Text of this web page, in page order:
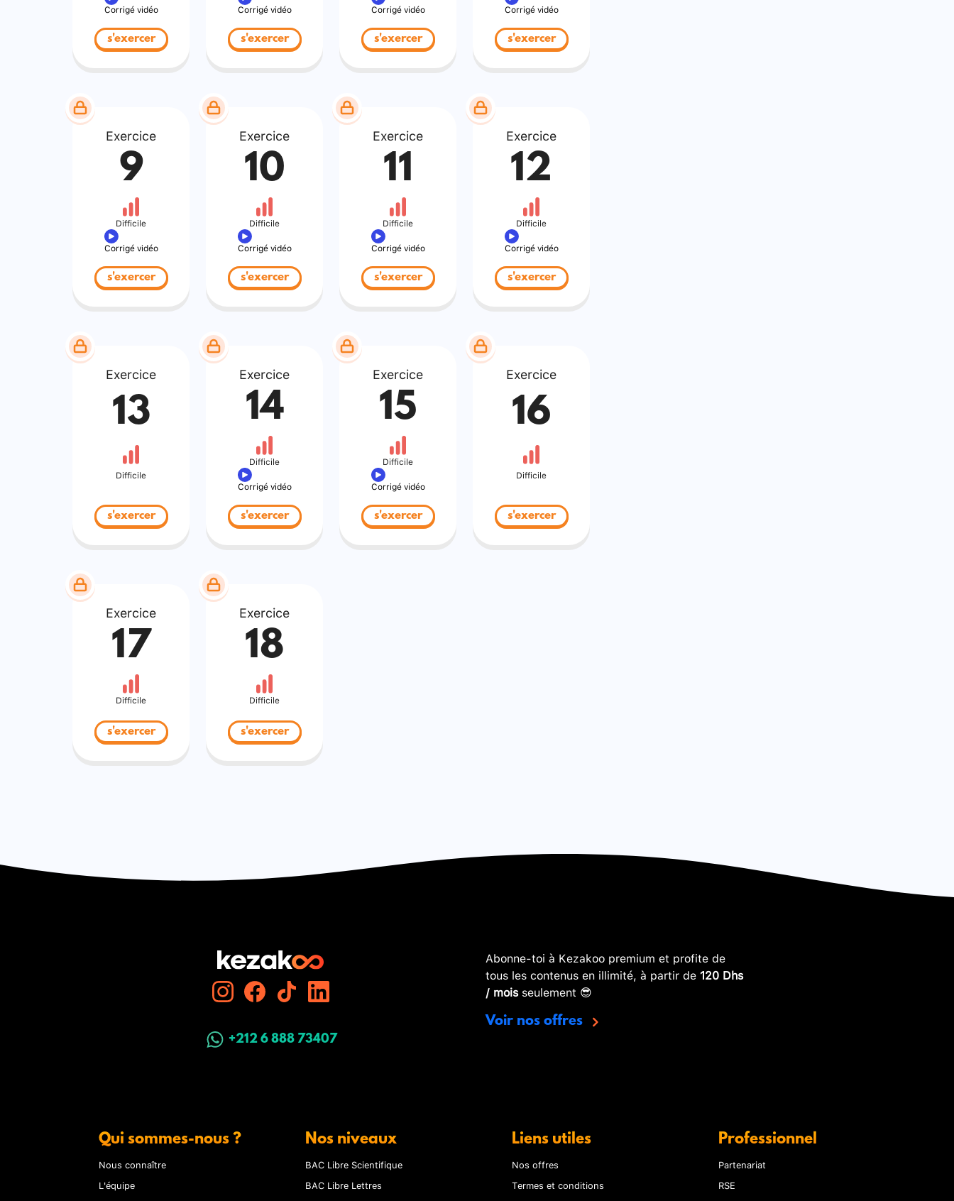
Corrigé vidéo
s'exercer
Corrigé vidéo
s'exercer
Corrigé vidéo
s'exercer
Corrigé vidéo
s'exercer
Exercice
9
Difficile
Corrigé vidéo
s'exercer
Exercice
10
Difficile
Corrigé vidéo
s'exercer
Exercice
11
Difficile
Corrigé vidéo
s'exercer
Exercice
12
Difficile
Corrigé vidéo
s'exercer
Exercice
13
Difficile
s'exercer
Exercice
14
Difficile
Corrigé vidéo
s'exercer
Exercice
15
Difficile
Corrigé vidéo
s'exercer
Exercice
16
Difficile
s'exercer
Exercice
17
Difficile
s'exercer
Exercice
18
Difficile
s'exercer
+212 6 888 73407
Abonne-toi à Kezakoo premium et profite de
tous les contenus en illimité, à partir de 120 Dhs
/ moisseulement 😎
Voir nos offres
Qui sommes-nous ?
Nous connaître
L'équipe
Nos niveaux
BAC Libre Scientifique
BAC Libre Lettres
Liens utiles
Nos offres
Termes et conditions
Professionnel
Partenariat
RSE